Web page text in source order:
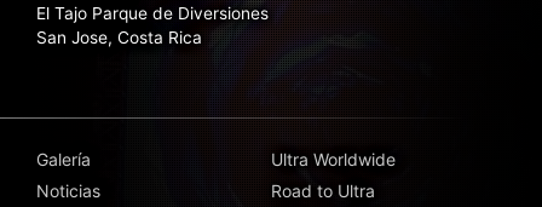
El Tajo Parque de Diversiones
San Jose, Costa Rica
Galería
Noticias
Ultra Worldwide
Road to Ultra